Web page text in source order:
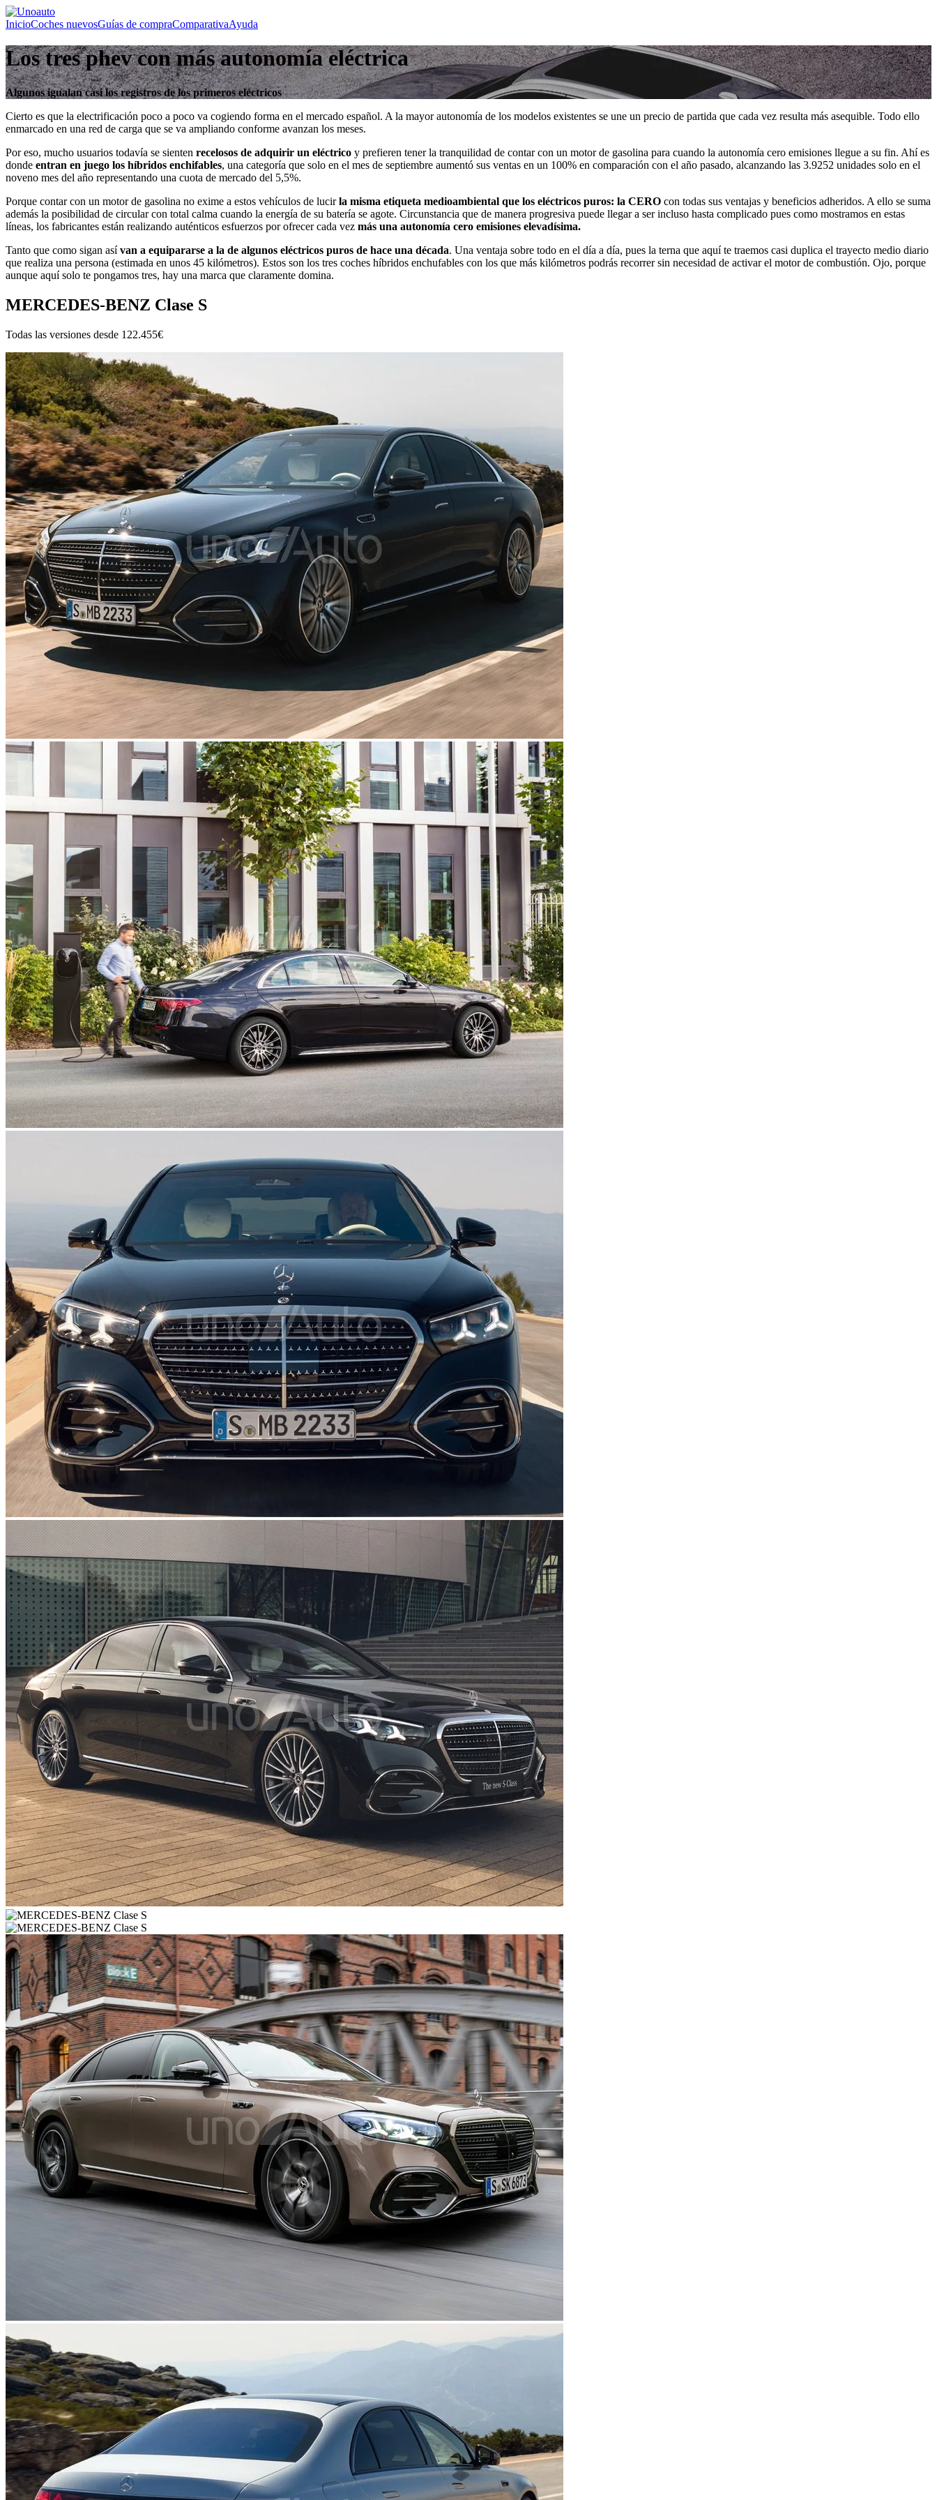
InicioCoches nuevosGuías de compraComparativaAyuda
Los tres phev con más autonomía eléctrica
Algunos igualan casi los registros de los primeros eléctricos
Cierto es que la electrificación poco a poco va cogiendo forma en el mercado español. A la mayor autonomía de los modelos existentes se une un precio de partida que cada vez resulta más asequible. Todo ello
enmarcado en una red de carga que se va ampliando conforme avanzan los meses.
Por eso, mucho usuarios todavía se sienten recelosos de adquirir un eléctrico y prefieren tener la tranquilidad de contar con un motor de gasolina para cuando la autonomía cero emisiones llegue a su fin. Ahí es
donde entran en juego los híbridos enchifables, una categoría que solo en el mes de septiembre aumentó sus ventas en un 100% en comparación con el año pasado, alcanzando las 3.9252 unidades solo en el
noveno mes del año representando una cuota de mercado del 5,5%.
Porque contar con un motor de gasolina no exime a estos vehículos de lucirla misma etiqueta medioambiental que los eléctricos puros: la CERO con todas sus ventajas y beneficios adheridos. A ello se suma
además la posibilidad de circular con total calma cuando la energía de su batería se agote. Circunstancia que de manera progresiva puede llegar a ser incluso hasta complicado pues como mostramos en estas
líneas, los fabricantes están realizando auténticos esfuerzos por ofrecer cada vez más una autonomía cero emisiones elevadísima.
Tanto que como sigan asívan a equipararse a la de algunos eléctricos puros de hace una década. Una ventaja sobre todo en el día a día, pues la terna que aquí te traemos casi duplica el trayecto medio diario
que realiza una persona (estimada en unos 45 kilómetros). Estos son los tres coches híbridos enchufables con los que más kilómetros podrás recorrer sin necesidad de activar el motor de combustión. Ojo, porque
aunque aquí solo te pongamos tres, hay una marca que claramente domina.
MERCEDES-BENZ Clase S
Todas las versiones desde 122.455€